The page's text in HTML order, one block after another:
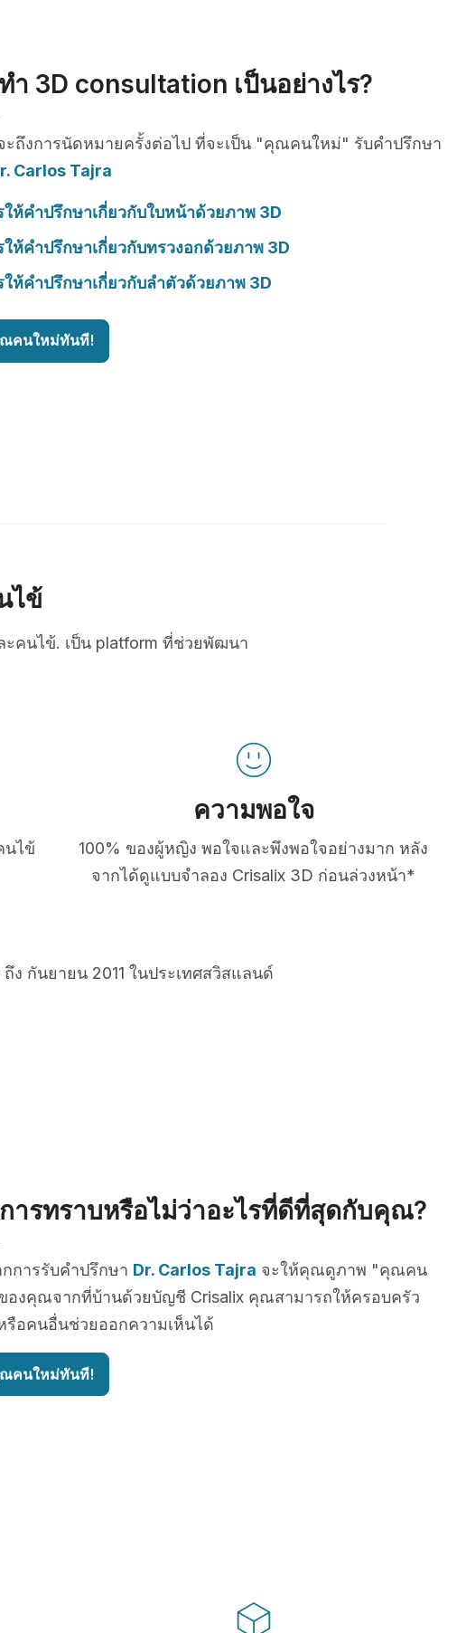
ำ 3D consultation เป็นอย่างไร?
ะถึงการนัดหมายครั้งต่อไป ที่จะเป็น "คุณคนใหม่" รับคำปรึกษา
Carlos Tajra
ให้คำปรึกษาเกี่ยวกับใบหน้าด้วยภาพ 3D
ให้คำปรึกษาเกี่ยวกับทรวงอกด้วยภาพ 3D
ให้คำปรึกษาเกี่ยวกับลำตัวด้วยภาพ 3D
คนใหม่ทันที!
ไข้
คนไข้. เป็น platform ที่ช่วยพัฒนา
นไข้
ความพอใจ
100% ของผู้หญิง พอใจและพึงพอใจอย่างมาก หลัง
จากได้ดูแบบจำลอง Crisalix 3D ก่อนล่วงหน้า*
ง กันยายน 2011 ในประเทศสวิสแลนด์
ารทราบหรือไม่ว่าอะไรที่ดีที่สุดกับคุณ?
การรับคำปรึกษา Dr. Carlos Tajra จะให้คุณดูภาพ "คุณคน
องคุณจากที่บ้านด้วยบัญชี Crisalix คุณสามารถให้ครอบครัว
รือคนอื่นช่วยออกความเห็นได้
คนใหม่ทันที!